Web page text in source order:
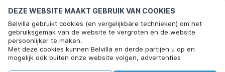
DEZE WEBSITE MAAKT GEBRUIK VAN COOKIES
Belvilla gebruikt cookies (en vergelijkbare technieken) om het
gebruiksgemak van de website te vergroten en de website
persoonlijker te maken.
Met deze cookies kunnen Belvilla en derde partijen u op en
mogelijk ook buiten onze website volgen, advertenties
Meest populaire bestemmingen voor
vakantie
Top steden met top voorzieningen voor vakantie
Vakantiehuis met tuin zante
Populaire voorzieningen voor vakantie in Romiri